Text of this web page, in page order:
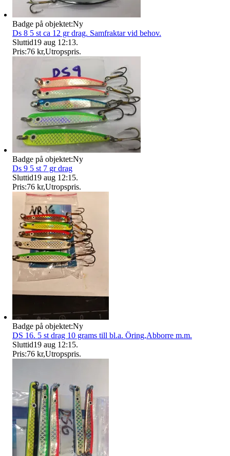
Badge på objektet:Ny
Ds 8 5 st ca 12 gr drag. Samfraktar vid behov.
Sluttid19 aug 12:13.
Pris:76 kr,Utropspris.
Badge på objektet:Ny
Ds 9 5 st 7 gr drag
Sluttid19 aug 12:15.
Pris:76 kr,Utropspris.
Badge på objektet:Ny
DS 16. 5 st drag 10 grams till bl.a. Öring,Abborre m.m.
Sluttid19 aug 12:15.
Pris:76 kr,Utropspris.